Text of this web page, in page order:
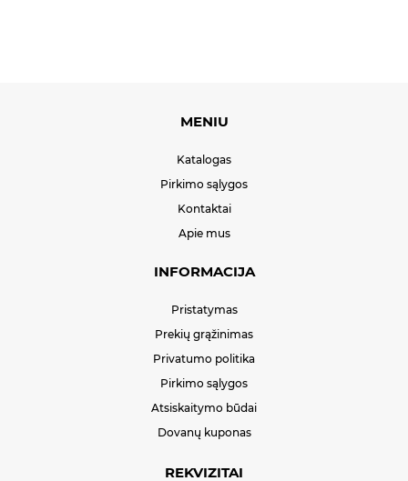
MENIU
Katalogas
Pirkimo sąlygos
Kontaktai
Apie mus
INFORMACIJA
Pristatymas
Prekių grąžinimas
Privatumo politika
Pirkimo sąlygos
Atsiskaitymo būdai
Dovanų kuponas
REKVIZITAI